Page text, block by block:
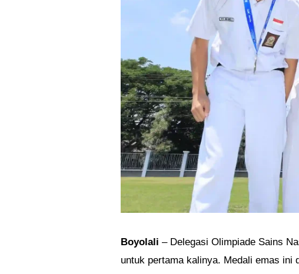
Boyolali – Delegasi Olimpiade Sains
untuk pertama kalinya. Medali emas ini